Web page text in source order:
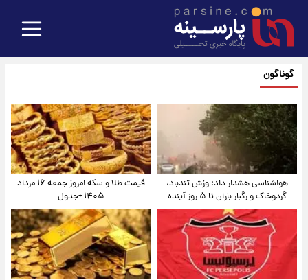
گوناگون
هواشناسی هشدار داد: وزش تندباد،
گردوخاک و رگبار باران تا ۵ روز آینده
قیمت طلا و سکه امروز جمعه ۱۶ مرداد
۱۴۰۵ +جدول